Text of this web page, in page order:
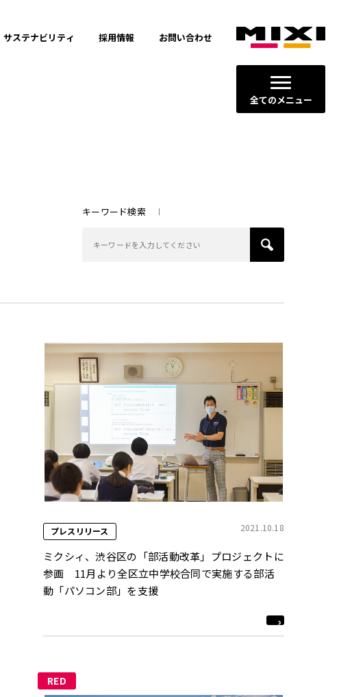
全てのメニュー
サステナビリティ 採用情報 お問い合わせ
キーワード検索
プレスリリース 2021.10.18
ミクシィ、渋谷区の「部活動改革」プロジェクトに
参画 11月より全区立中学校合同で実施する部活
動「パソコン部」を支援
RED